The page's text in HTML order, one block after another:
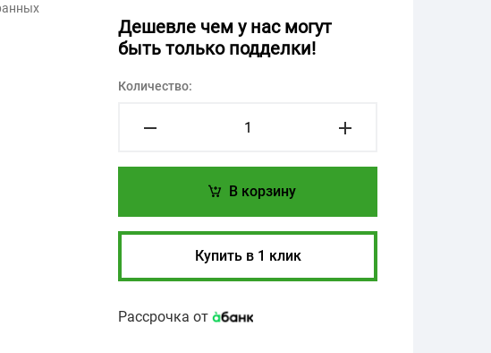
Дешевле чем у нас могут
быть только подделки!
Количество:
В корзину
Купить в 1 клик
Рассрочка от